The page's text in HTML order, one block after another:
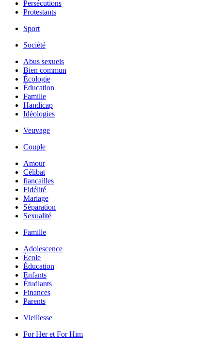
Persécutions
Protestants
Sport
Société
Abus sexuels
Bien commun
Écologie
Éducation
Famille
Handicap
Idéologies
Veuvage
Couple
Amour
Célibat
fiancailles
Fidélité
Mariage
Séparation
Sexualité
Famille
Adolescence
École
Éducation
Enfants
Étudiants
Finances
Parents
Vieillesse
For Her et For Him